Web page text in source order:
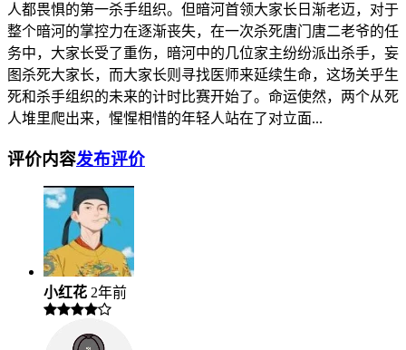
人都畏惧的第一杀手组织。但暗河首领大家长日渐老迈，对于
整个暗河的掌控力在逐渐丧失，在一次杀死唐门唐二老爷的任
务中，大家长受了重伤，暗河中的几位家主纷纷派出杀手，妄
图杀死大家长，而大家长则寻找医师来延续生命，这场关乎生
死和杀手组织的未来的计时比赛开始了。命运使然，两个从死
人堆里爬出来，惺惺相惜的年轻人站在了对立面...
评价内容发布评价
小红花 2年前